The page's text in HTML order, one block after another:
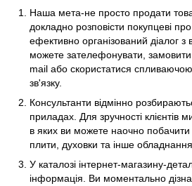
Наша мета-не просто продати
докладно розповісти покупцеві
ефективно організований діалог з
можете зателефонувати,
mail або скористатися
зв'язку.
Консультанти відмінно
приладах. Для зручності клієнтів
в яких ви можете наочно побачити
плити, духовки та інше обладнання.
У каталозі інтернет-магазину-
інформація. Ви моментально